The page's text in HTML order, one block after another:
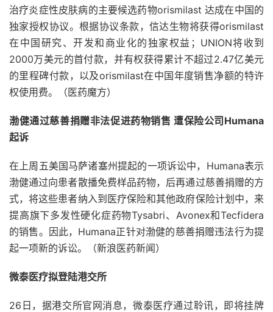
治疗炎症性皮肤病的主要候选药物orismilast 达成在中国的
独家授权协议。根据协议条款，信达生物将获得orismilast
在中国研究、开发和商业化的独家权益；UNION将收到
2000万美元的首付款，并有权获得累计不超过2.47亿美元
的里程碑付款，以及orismilast在中国年度销售净额的特许
权使用费。（医药魔方）
渤健通过慈善捐赠非法促进药物销售 遭保险公司Humana
起诉
在上周五美国马萨诸塞州提起的一项诉讼中，Humana表示
渤健通过向患者散播免费样品药物，后再通过慈善捐赠的方
式，将这些患者纳入到医疗保险和其他政府保险计划中，来
提高旗下多发性硬化症药物Tysabri、Avonex和Tecfidera
的销售。因此，Humana正针对渤健的慈善捐赠违法行为提
起一项新的诉讼。（新浪医药新闻）
微泰医疗拟登陆港交所
26日，据港交所官网消息，微泰医疗通过聆讯，即将挂牌